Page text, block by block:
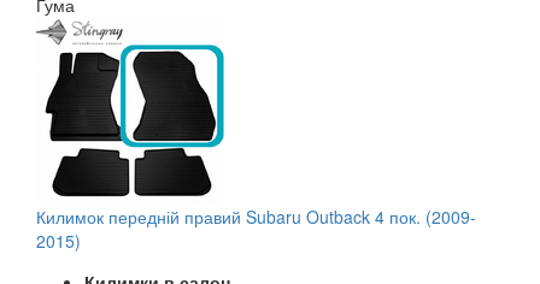
Гума
Килимок передній правий Subaru Outback 4 пок. (2009-
2015)